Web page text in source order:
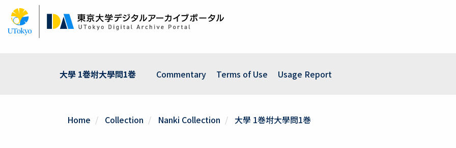
Skip
main
content
大學 1巻坿大學問1巻 Commentary Terms of Use Usage Report
Home Collection Nanki Collection 大學 1巻坿大學問1巻